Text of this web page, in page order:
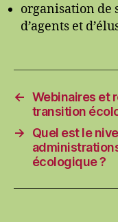
organisation de
d’agents et
← Webinaires et
transition
→
Quel est le
écologique ?